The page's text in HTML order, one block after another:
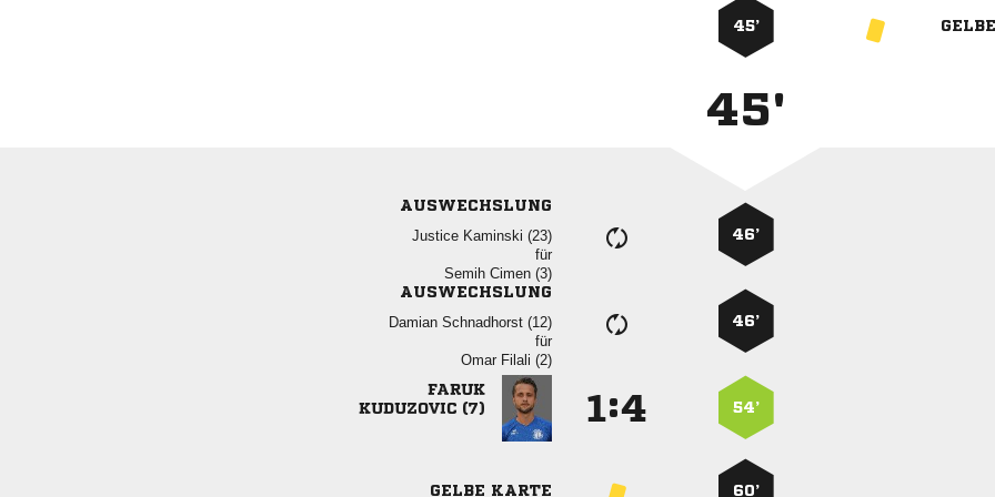
45’
45'
AUSWECHSLUNG
  
für
  
46’
AUSWECHSLUNG
  
für
  
46’

 
: 54’
GELBE KARTE 60’